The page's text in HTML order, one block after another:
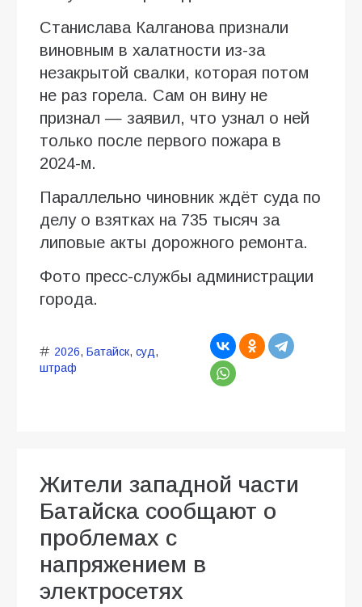
Станислава Калганова признали
виновным в халатности из-за
незакрытой свалки, которая потом
не раз горела. Сам он вину не
признал — заявил, что узнал о ней
только после первого пожара в
2024-м.
Параллельно чиновник ждёт суда по
делу о взятках на 735 тысяч за
липовые акты дорожного ремонта.
Фото пресс-службы администрации
города.
2026, Батайск, суд,
штраф
Жители западной части
Батайска сообщают о
проблемах с
напряжением в
электросетях